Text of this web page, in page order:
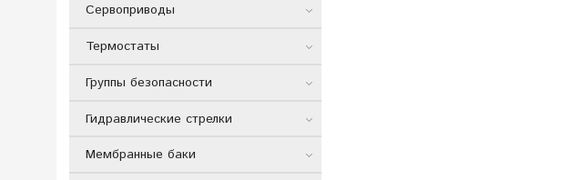
Сервоприводы
Термостаты
Группы безопасности
Гидравлические стрелки
Мембранные баки